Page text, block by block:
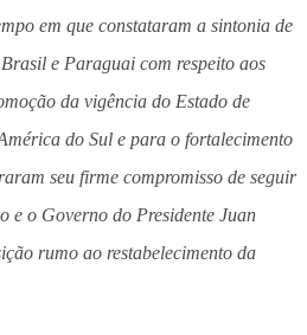
em que constataram a sintonia de
e Paraguai com respeito aos
da vigência do Estado de
do Sul e para o fortalecimento
seu firme compromisso de seguir
e o Governo do Presidente Juan
rumo ao restabelecimento da